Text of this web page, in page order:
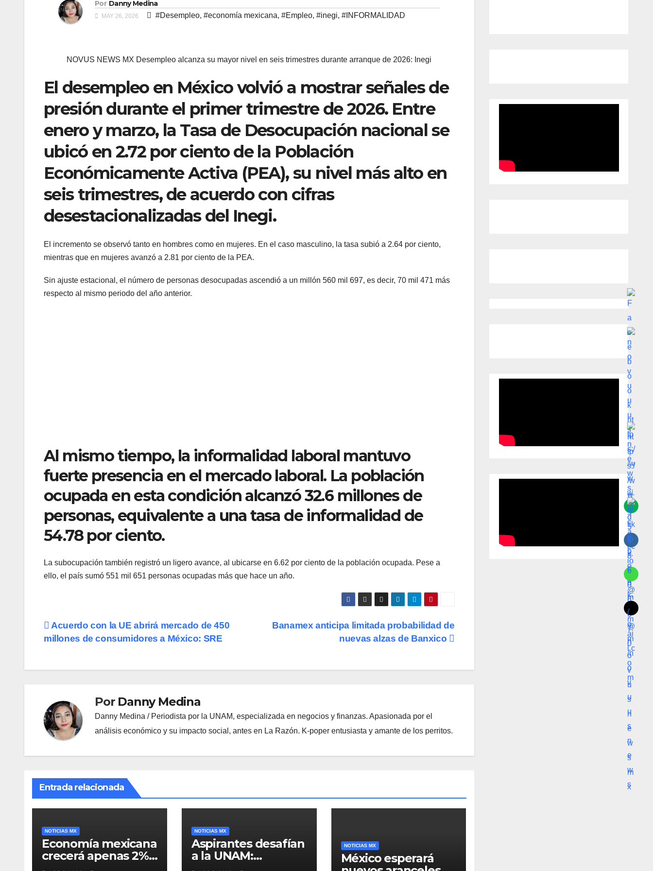
Por Danny Medina
MAY 26, 2026 #Desempleo, #economía mexicana, #Empleo, #inegi, #INFORMALIDAD
NOVUS NEWS MX Desempleo alcanza su mayor nivel en seis trimestres durante arranque de 2026: Inegi
El desempleo en México volvió a mostrar señales de
presión durante el primer trimestre de 2026. Entre
enero y marzo, la Tasa de Desocupación nacional se
ubicó en 2.72 por ciento de la Población
Económicamente Activa (PEA), su nivel más alto en
seis trimestres, de acuerdo con cifras
desestacionalizadas del Inegi.
El incremento se observó tanto en hombres como en mujeres. En el caso masculino, la tasa subió a 2.64 por ciento,
mientras que en mujeres avanzó a 2.81 por ciento de la PEA.
Sin ajuste estacional, el número de personas desocupadas ascendió a un millón 560 mil 697, es decir, 70 mil 471 más
respecto al mismo periodo del año anterior.
Al mismo tiempo, la informalidad laboral mantuvo
fuerte presencia en el mercado laboral. La población
ocupada en esta condición alcanzó 32.6 millones de
personas, equivalente a una tasa de informalidad de
54.78 por ciento.
La subocupación también registró un ligero avance, al ubicarse en 6.62 por ciento de la población ocupada. Pese a
ello, el país sumó 551 mil 651 personas ocupadas más que hace un año.
Navegación
entradas
Banamex anticipa limitada probabilidad de
nuevas alzas de Banxico
Acuerdo con la UE abrirá mercado de 450
millones de consumidores a México: SRE
Por Danny Medina
Danny Medina / Periodista por la UNAM, especializada en negocios y finanzas. Apasionada por el
análisis económico y su impacto social, antes en La Razón. K-poper entusiasta y amante de los perritos.
Entrada relacionada
NOTICIAS MX
Economía mexicana
crecerá apenas 2%
hasta 2028: Banxico
NOTICIAS MX
Aspirantes desafían
a la UNAM:
“Nuestro lugar no
NOTICIAS MX
México esperará